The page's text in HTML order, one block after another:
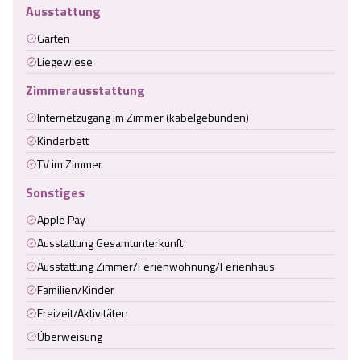
Ausstattung
Garten
Liegewiese
Zimmerausstattung
Internetzugang im Zimmer (kabelgebunden)
Kinderbett
TV im Zimmer
Sonstiges
Apple Pay
Ausstattung Gesamtunterkunft
Ausstattung Zimmer/Ferienwohnung/Ferienhaus
Familien/Kinder
Freizeit/Aktivitäten
Überweisung